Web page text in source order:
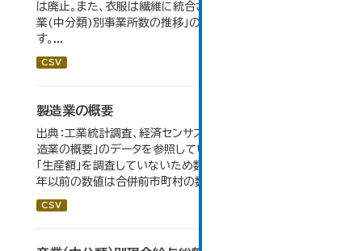
は廃止。また、衣服は繊維に統合された。 大仙市の統計「産
業(中分類)別事業所数の推移」のデータを参照していま
す。...
CSV
製造業の概要
出典：工業統計調査、経済センサス。 大仙市の統計「5-7 製
造業の概要」のデータを参照しています。 2007年以前は
「生産額」を調査していないため数値はありません。 2004
年以前の数値は合併前市町村の数値を合算したものです。
CSV